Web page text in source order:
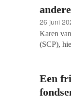
Margreet
26 juni
Karen
(SCP),
vragen
Een